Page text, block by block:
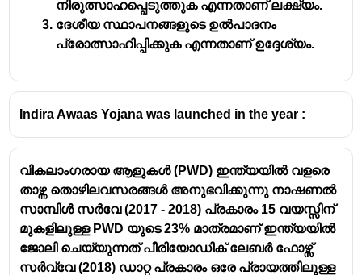
നിരുത്സാഹപ്പെടുത്തുക എന്നതാണ് ലക്ഷ്യം.
ദേശീയ സ്ഥാപനങ്ങളുടെ ഉൽപാദനം
പ്രോത്സാഹിപ്പിക്കുക എന്നതാണ് ഉദ്ദേശ്യം.
Indira Awaas Yojana was launched in the year :
വികലാംഗരായ ആളുകൾ (PWD) ഇന്ത്യയിൽ വളരെ
താഴ്ന്ന തൊഴിലവസരങ്ങൾ അനുഭവിക്കുന്നു നാഷണൽ
സാമ്പിൾ സർവേ (2017 - 2018) പ്രകാരം 15 വയസ്സിന്
മുകളിലുള്ള PWD യുടെ 23% മാത്രമാണ് ഇന്ത്യയിൽ
ജോലി ചെയ്യുന്നത് പീരിയോഡിക് ലേബർ ഫോഴ്സ്
സർവ്വേ (2018) ഡാറ്റ പ്രകാരം ഒരേ പ്രായത്തിലുള്ള